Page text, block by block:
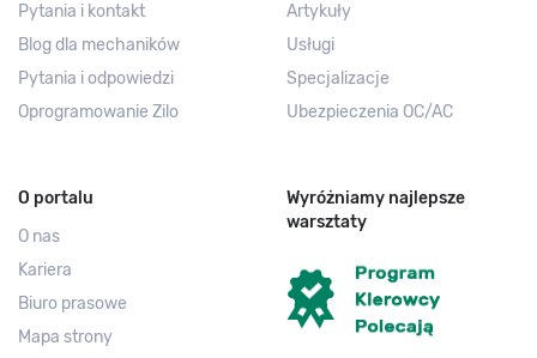
Pytania i kontakt
Blog dla mechaników
Pytania i odpowiedzi
Oprogramowanie Zilo
Artykuły
Usługi
Specjalizacje
Ubezpieczenia OC/AC
O portalu
O nas
Kariera
Biuro prasowe
Mapa strony
Wyróżniamy najlepsze
warsztaty